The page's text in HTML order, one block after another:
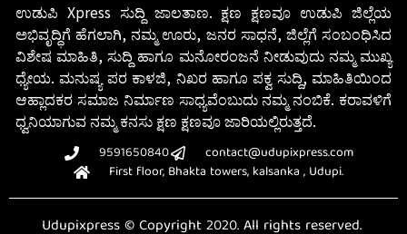
ಉಡುಪಿ Xpress ಸುದ್ದಿ ಜಾಲತಾಣ. ಕ್ಷಣ ಕ್ಷಣವೂ ಉಡುಪಿ ಜಿಲ್ಲೆಯ
ಅಭಿವೃದ್ಧಿಗೆ ಹೆಗಲಾಗಿ, ನಮ್ಮ ಊರು, ಜನರ ಸಾಧನೆ, ಜಿಲ್ಲೆಗೆ ಸಂಬಂಧಿಸಿದ
ವಿಶೇಷ ಮಾಹಿತಿ, ಸುದ್ದಿ ಹಾಗೂ ಮನೋರಂಜನೆ ನೀಡುವುದು ನಮ್ಮ ಮುಖ್ಯ
ಧ್ಯೇಯ. ಮನುಷ್ಯ ಪರ ಕಾಳಜಿ, ನಿಖರ ಹಾಗೂ ಪಕ್ವ ಸುದ್ದಿ, ಮಾಹಿತಿಯಿಂದ
ಆಹ್ಲಾದಕರ ಸಮಾಜ ನಿರ್ಮಾಣ ಸಾಧ್ಯವೆಂಬುದು ನಮ್ಮ ನಂಬಿಕೆ. ಕರಾವಳಿಗೆ
ಧ್ವನಿಯಾಗುವ ನಮ್ಮ ಕನಸು ಕ್ಷಣ ಕ್ಷಣವೂ ಜಾರಿಯಲ್ಲಿರುತ್ತದೆ.
9591650840
contact@udupixpress.com
First floor, Bhakta towers, kalsanka , Udupi.
Udupixpress © Copyright 2020. All rights reserved.